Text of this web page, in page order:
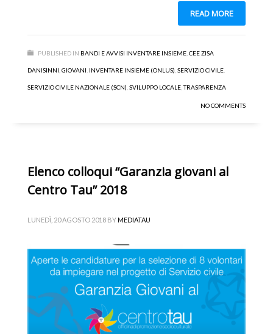
READ MORE
PUBLISHED IN BANDI E AVVISI INVENTARE INSIEME CEE ZISA
DANISINNI GIOVANI INVENTARE INSIEME (ONLUS) SERVIZIO CIVILE
SERVIZIO CIVILE NAZIONALE (SCN) SVILUPPO LOCALE ,TRASPARENZA
NO COMMENTS
Elenco colloqui “Garanzia giovani al
Centro Tau” 2018
LUNEDÌ, 20 AGOSTO 2018 BYMEDIATAU